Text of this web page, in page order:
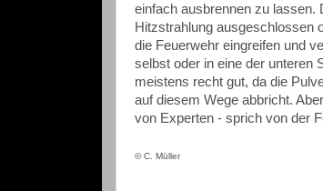
einfach ausbrennen zu lassen.
Hitzstrahlung ausgeschlossen
die Feuerwehr eingreifen und
selbst oder in eine der unteren
meistens recht gut, da die
auf diesem Wege abbricht.
von Experten - sprich von der
© C. Müller